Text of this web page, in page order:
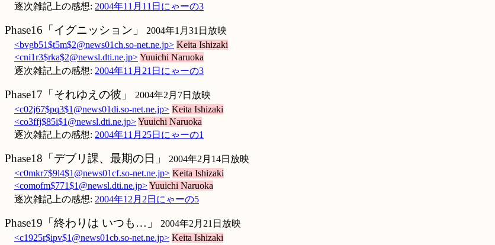
逐次雑記上の感想: 2004年11月11日にゃーの3
Phase16「イグニッション」
2004年1月31日放映
<bvgb51$t5m$2@news01ch.so-net.ne.jp> Keita Ishizaki
<cni1r3$rka$2@newsl.dti.ne.jp>Yuuichi Naruoka
逐次雑記上の感想: 2004年11月21日にゃーの3
Phase17「それゆえの彼」
2004年2月7日放映
<c02j67$pq3$1@news01di.so-net.ne.jp> Keita Ishizaki
<co3ffj$85i$1@newsl.dti.ne.jp>Yuuichi Naruoka
逐次雑記上の感想: 2004年11月25日にゃーの1
Phase18「デブリ課、最期の日」
2004年2月14日放映
<c0mkr7$9l4$1@news01cf.so-net.ne.jp> Keita Ishizaki
<comofm$771$1@newsl.dti.ne.jp>Yuuichi Naruoka
逐次雑記上の感想: 2004年12月2日にゃーの5
Phase19「終わりは いつも…」
2004年2月21日放映
<c1925r$ipv$1@news01cb.so-net.ne.jp> Keita Ishizaki